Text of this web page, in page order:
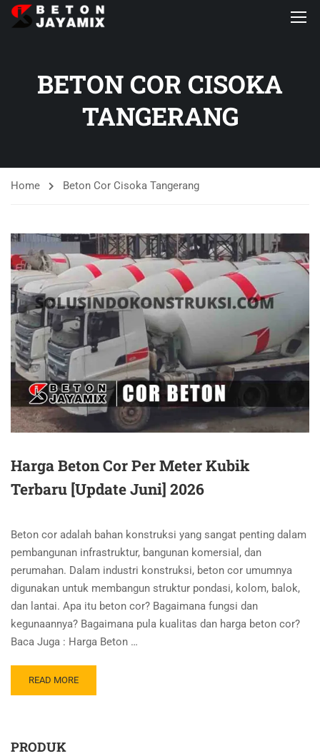
BETON COR CISOKA
TANGERANG
Home Beton Cor Cisoka Tangerang
Harga Beton Cor Per Meter Kubik
Terbaru [Update Juni] 2026
Beton cor adalah bahan konstruksi yang sangat penting dalam
pembangunan infrastruktur, bangunan komersial, dan
perumahan. Dalam industri konstruksi, beton cor umumnya
digunakan untuk membangun struktur pondasi, kolom, balok,
dan lantai. Apa itu beton cor? Bagaimana fungsi dan
kegunaannya? Bagaimana pula kualitas dan harga beton cor?
Baca Juga : Harga Beton …
READ MORE
PRODUK